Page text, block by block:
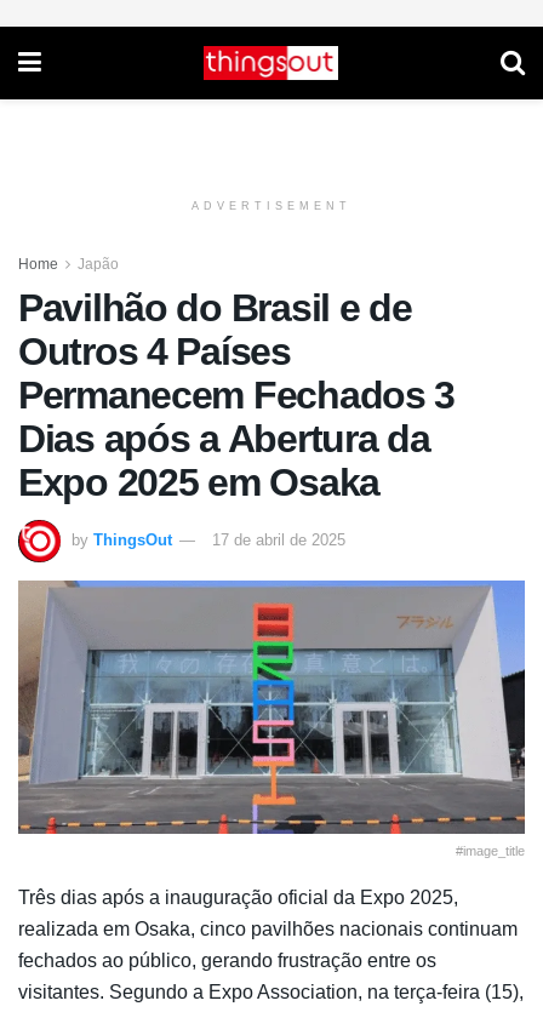
ADVERTISEMENT
Home Japão
Pavilhão do Brasil e de
Outros 4 Países
Permanecem Fechados 3
Dias após a Abertura da
Expo 2025 em Osaka
by ThingsOut 17 de abril de 2025
#image_title
Três dias após a inauguração oficial da Expo 2025,
realizada em Osaka, cinco pavilhões nacionais continuam
fechados ao público, gerando frustração entre os
visitantes. Segundo a Expo Association, na terça-feira (15),